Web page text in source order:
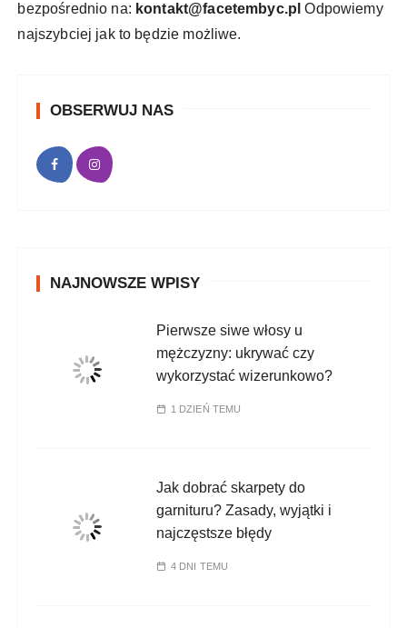
bezpośrednio na: kontakt@facetembyc.pl Odpowiemy
najszybciej jak to będzie możliwe.
OBSERWUJ NAS
NAJNOWSZE WPISY
Pierwsze siwe włosy u
mężczyzny: ukrywać czy
wykorzystać wizerunkowo?
1 DZIEŃ TEMU
Jak dobrać skarpety do
garnituru? Zasady, wyjątki i
najczęstsze błędy
4 DNI TEMU